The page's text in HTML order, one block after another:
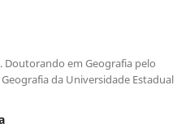
Doutorando em Geografia pelo
da Universidade Estadual